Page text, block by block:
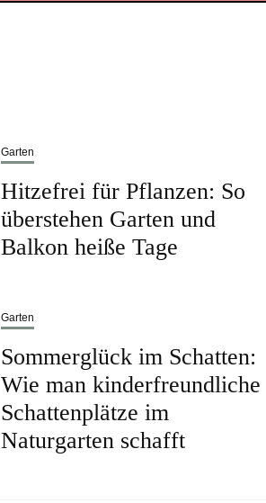
Garten
Hitzefrei für Pflanzen: So
überstehen Garten und
Balkon heiße Tage
Garten
Sommerglück im Schatten:
Wie man kinderfreundliche
Schattenplätze im
Naturgarten schafft